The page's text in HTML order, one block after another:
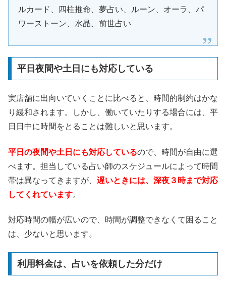
ルカード、四柱推命、夢占い、ルーン、オーラ、パ
ワーストーン、水晶、前世占い
平日夜間や土日にも対応している
実店舗に出向いていくことに比べると、時間的制約はかな
り緩和されます。しかし、働いていたりする場合には、平
日日中に時間をとることは難しいと思います。
平日の夜間や土日にも対応しているので、時間が自由に選
べます。担当している占い師のスケジュールによって時間
帯は異なってきますが、 遅いときには、深夜３時まで対応
してくれています。
対応時間の幅が広いので、時間が調整できなくて困ること
は、少ないと思います。
利用料金は、占いを依頼した分だけ